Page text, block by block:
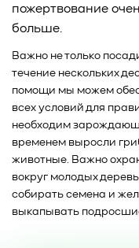
пожертвование
больше.
Важно не только
течение нескольких
помощи мы можем
всех условий для
необходим
временем выросли
животные. Важно
вокруг молодых
собирать семена и
выкапывать